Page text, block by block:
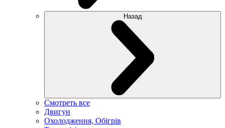
Назад
Смотреть все
Двигун
Охолодження, Обігрів